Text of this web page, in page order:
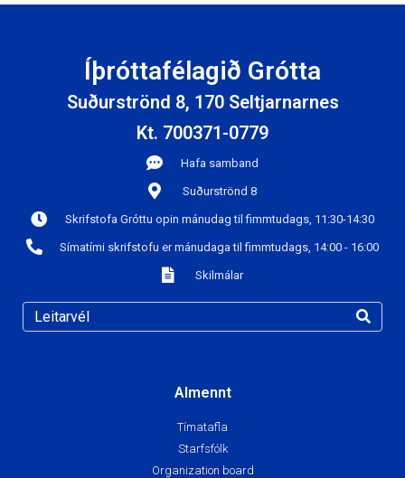
Íþróttafélagið Grótta
Suðurströnd 8, 170 Seltjarnarnes
Kt. 700371-0779
Hafa samband
Suðurströnd 8
Skrifstofa Gróttu opin mánudag til fimmtudags, 11:30-14:30
Símatími skrifstofu er mánudaga til fimmtudags, 14:00 - 16:00
Skilmálar
Almennt
Tímatafla
Starfsfólk
Organization board